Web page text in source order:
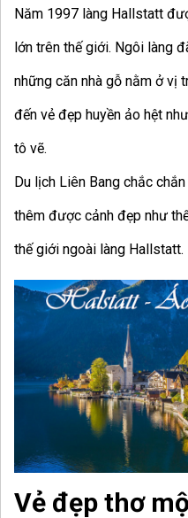
Năm 1997 làng Hallstatt
lớn trên thế giới. Ngôi làng
những căn nhà gỗ nằm ở vị
đến vẻ đẹp huyền ảo hệt
tô vẽ.
Du lịch Liên Bang chắc
thêm được cảnh đẹp như
thế giới ngoài làng Hallstatt.
Vẻ đẹp thơ